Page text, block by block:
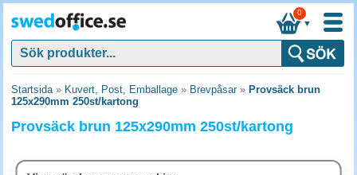
▼
0
Startsida» Kuvert, Post, Emballage » Brevpåsar» Provsäck brun
125x290mm 250st/kartong
Provsäck brun 125x290mm 250st/kartong